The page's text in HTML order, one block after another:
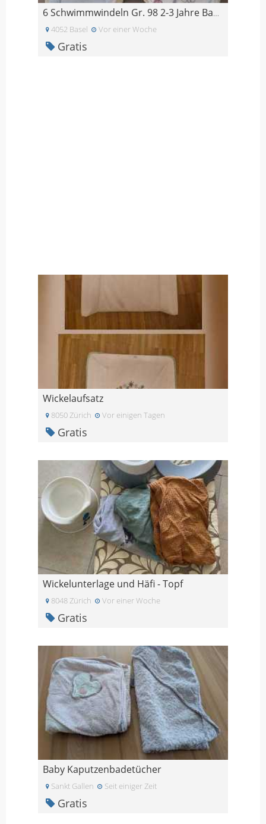
6 Schwimmwindeln Gr. 98 2-3 Jahre Babylove
4052 Basel Vor einer Woche
Gratis
Wickelaufsatz
8050 Zürich Vor einigen Tagen
Gratis
Wickelunterlage und Häfi - Topf
8048 Zürich Vor einer Woche
Gratis
Baby Kaputzenbadetücher
Sankt Gallen Seit einiger Zeit
Gratis